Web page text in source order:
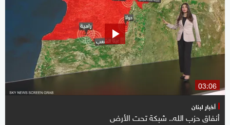
03:06
أخبار لبنان
أنفاق حزب الله.. شبكة تحت الأرض